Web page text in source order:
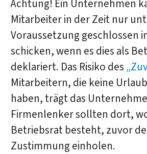
Achtung! Ein Unternehmen
Mitarbeiter in der Zeit nur
Voraussetzung geschlossen
schicken, wenn es dies als
deklariert. Das Risiko des
Mitarbeitern, die keine
haben, trägt das
Firmenlenker sollten dort,
Betriebsrat besteht, zuvor
Zustimmung einholen.